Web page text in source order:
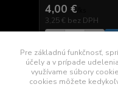
4,00 €
3,25 € bez DPH
Pre základnú funkčnosť,
účely a v prípade
využívame súbory
cookies môžete